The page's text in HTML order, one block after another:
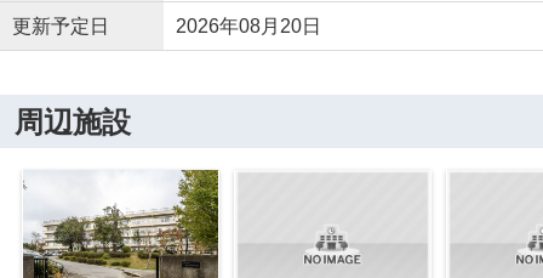
更新予定日 2026年08月20日
周辺施設